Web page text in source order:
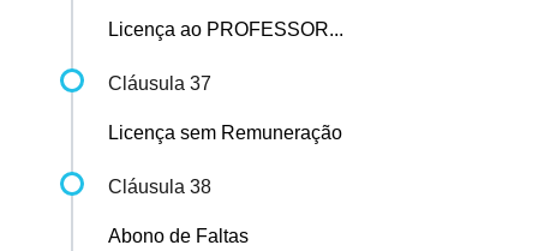
Licença ao PROFESSOR...
Cláusula 37
Licença sem Remuneração
Cláusula 38
Abono de Faltas